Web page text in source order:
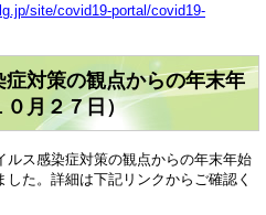
site/covid19-portal/covid19-
対策の観点からの年末年
０月２７日）
感染症対策の観点からの年末年始
た。詳細は下記リンクからご確認く